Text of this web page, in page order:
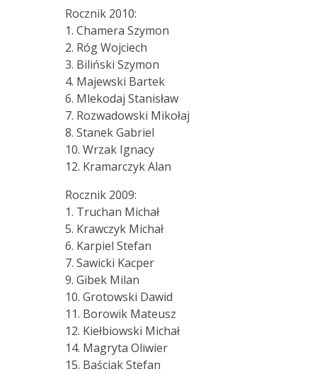
Rocznik 2010:
1. Chamera Szymon
2. Róg Wojciech
3. Biliński Szymon
4. Majewski Bartek
6. Mlekodaj Stanisław
7. Rozwadowski Mikołaj
8. Stanek Gabriel
10. Wrzak Ignacy
12. Kramarczyk Alan
Rocznik 2009:
1. Truchan Michał
5. Krawczyk Michał
6. Karpiel Stefan
7. Sawicki Kacper
9. Gibek Milan
10. Grotowski Dawid
11. Borowik Mateusz
12. Kiełbiowski Michał
14. Magryta Oliwier
15. Baściak Stefan